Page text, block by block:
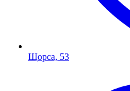
Щорса, 53